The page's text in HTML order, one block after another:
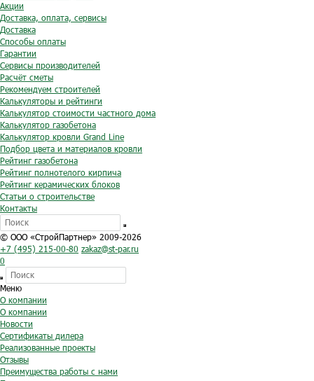
Акции
Доставка, оплата, сервисы
Доставка
Способы оплаты
Гарантии
Сервисы производителей
Расчёт сметы
Рекомендуем строителей
Калькуляторы и рейтинги
Калькулятор стоимости частного дома
Калькулятор газобетона
Калькулятор кровли Grand Line
Подбор цвета и материалов кровли
Рейтинг газобетона
Рейтинг полнотелого кирпича
Рейтинг керамических блоков
Статьи о строительстве
Контакты
© ООО «СтройПартнер» 2009-2026
+7 (495) 215-00-80 zakaz@st-par.ru
0
Меню
О компании
О компании
Новости
Сертификаты дилера
Реализованные проекты
Отзывы
Преимущества работы с нами